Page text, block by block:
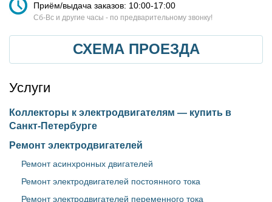
Приём/выдача заказов: 10:00-17:00
Cб-Вс и другие часы - по предварительному звонку!
СХЕМА ПРОЕЗДА
Услуги
Коллекторы к электродвигателям — купить в
Санкт-Петербурге
Ремонт электродвигателей
Ремонт асинхронных двигателей
Ремонт электродвигателей постоянного тока
Ремонт электродвигателей переменного тока